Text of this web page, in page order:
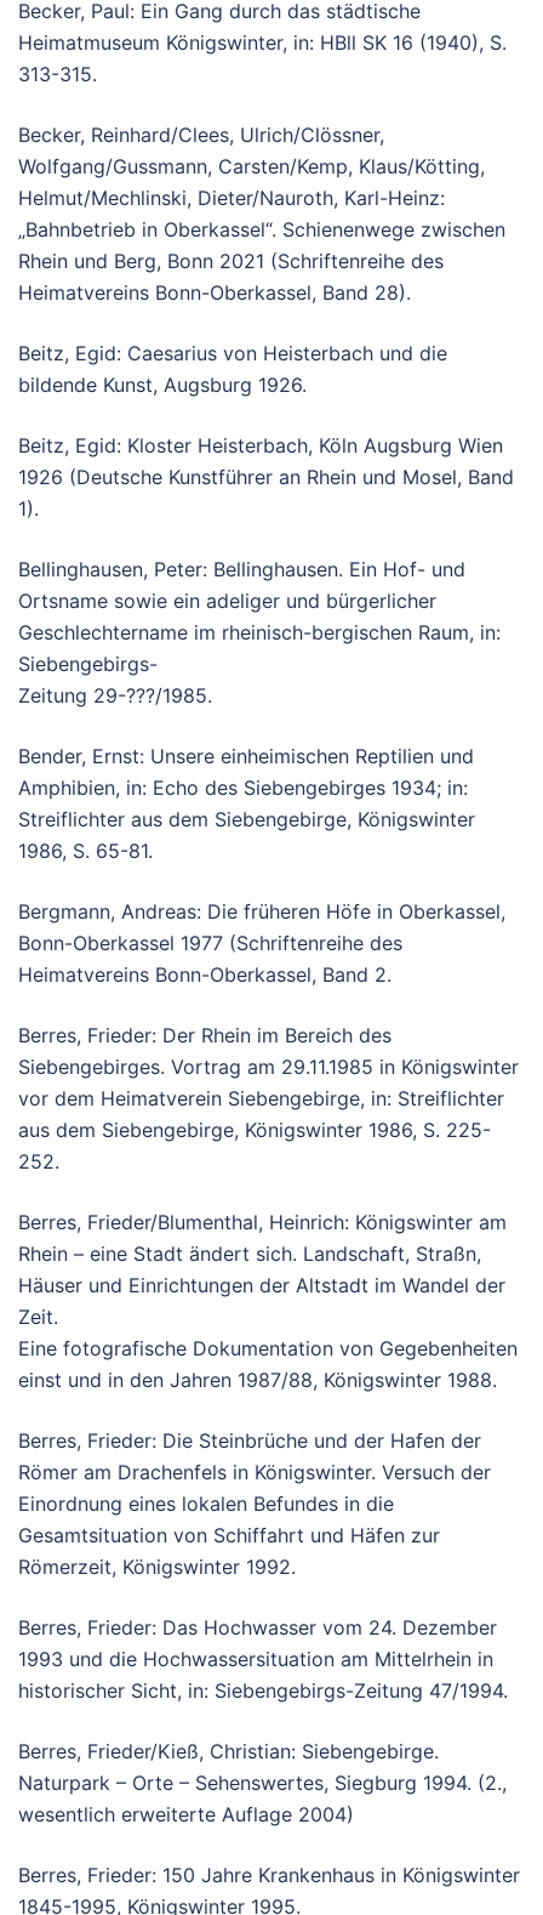
Becker, Paul: Ein Gang durch das städtische
Heimatmuseum Königswinter, in: HBll SK 16 (1940), S.
313-315.
Becker, Reinhard/Clees, Ulrich/Clössner,
Wolfgang/Gussmann, Carsten/Kemp, Klaus/Kötting,
Helmut/Mechlinski, Dieter/Nauroth, Karl-Heinz:
„Bahnbetrieb in Oberkassel“. Schienenwege zwischen
Rhein und Berg, Bonn 2021 (Schriftenreihe des
Heimatvereins Bonn-Oberkassel, Band 28).
Beitz, Egid: Caesarius von Heisterbach und die
bildende Kunst, Augsburg 1926.
Beitz, Egid: Kloster Heisterbach, Köln Augsburg Wien
1926 (Deutsche Kunstführer an Rhein und Mosel, Band
1).
Bellinghausen, Peter: Bellinghausen. Ein Hof- und
Ortsname sowie ein adeliger und bürgerlicher
Geschlechtername im rheinisch-bergischen Raum, in:
Siebengebirgs-
Zeitung 29-???/1985.
Bender, Ernst: Unsere einheimischen Reptilien und
Amphibien, in: Echo des Siebengebirges 1934; in:
Streiflichter aus dem Siebengebirge, Königswinter
1986, S. 65-81.
Bergmann, Andreas: Die früheren Höfe in Oberkassel,
Bonn-Oberkassel 1977 (Schriftenreihe des
Heimatvereins Bonn-Oberkassel, Band 2.
Berres, Frieder: Der Rhein im Bereich des
Siebengebirges. Vortrag am 29.11.1985 in Königswinter
vor dem Heimatverein Siebengebirge, in: Streiflichter
aus dem Siebengebirge, Königswinter 1986, S. 225-
252.
Berres, Frieder/Blumenthal, Heinrich: Königswinter am
Rhein – eine Stadt ändert sich. Landschaft, Straßn,
Häuser und Einrichtungen der Altstadt im Wandel der
Zeit.
Eine fotografische Dokumentation von Gegebenheiten
einst und in den Jahren 1987/88, Königswinter 1988.
Berres, Frieder: Die Steinbrüche und der Hafen der
Römer am Drachenfels in Königswinter. Versuch der
Einordnung eines lokalen Befundes in die
Gesamtsituation von Schiffahrt und Häfen zur
Römerzeit, Königswinter 1992.
Berres, Frieder: Das Hochwasser vom 24. Dezember
1993 und die Hochwassersituation am Mittelrhein in
historischer Sicht, in: Siebengebirgs-Zeitung 47/1994.
Berres, Frieder/Kieß, Christian: Siebengebirge.
Naturpark – Orte – Sehenswertes, Siegburg 1994. (2.,
wesentlich erweiterte Auflage 2004)
Berres, Frieder: 150 Jahre Krankenhaus in Königswinter
1845-1995, Königswinter 1995.